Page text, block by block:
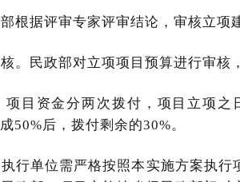
部根据评审专家评审结论，审核立项
核。民政部对立项项目预算进行审核
项目资金分两次拨付，项目立项
50%后，拨付剩余的30%。
执行单位需严格按照本实施方案执